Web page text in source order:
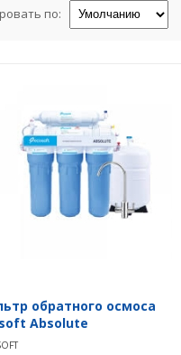
по:
обратного осмоса
Absolute